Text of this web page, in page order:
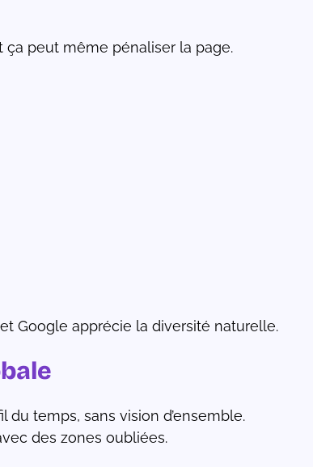
peut même pénaliser la page.
Google apprécie la diversité naturelle.
du temps, sans vision d’ensemble.
des zones oubliées.